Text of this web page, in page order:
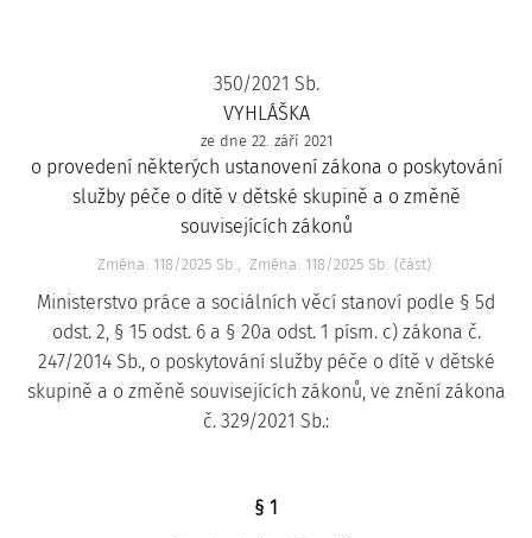
350/2021 Sb.
VYHLÁŠKA
ze dne 22. září 2021
o provedení některých ustanovení zákona o poskytování
služby péče o dítě v dětské skupině a o změně
souvisejících zákonů
Změna: 118/2025 Sb. Změna: 118/2025 Sb. (část)
Ministerstvo práce a sociálních věcí stanoví podle § 5d
odst. 2, § 15 odst. 6 a § 20a odst. 1 písm. c) zákona č.
247/2014 Sb., o poskytování služby péče o dítě v dětské
skupině a o změně souvisejících zákonů, ve znění zákona
č. 329/2021 Sb.:
§ 1